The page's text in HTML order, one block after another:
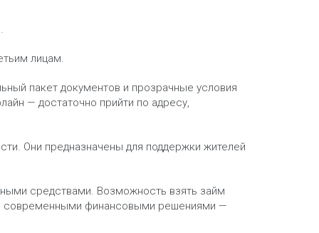
лицам.
пакет документов и прозрачные условия
— достаточно прийти по адресу,
Они предназначены для поддержки жителей
средствами. Возможность взять займ
современными финансовыми решениями —